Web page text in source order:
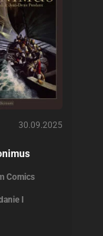
30.09.2025
Comics
I